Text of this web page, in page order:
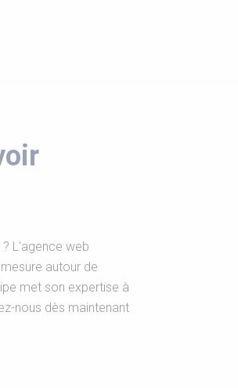
L'agence web
autour de
met son expertise à
nous dès maintenant